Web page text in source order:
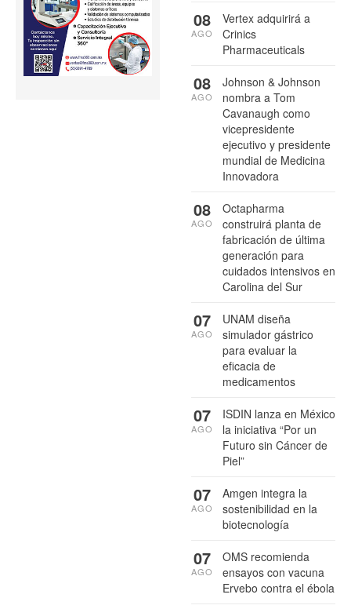
Vertex adquirirá a
Crinics
Pharmaceuticals
08
AGO
Johnson & Johnson
nombra a Tom
Cavanaugh como
vicepresidente
ejecutivo y presidente
mundial de Medicina
Innovadora
08
AGO
Octapharma
construirá planta de
fabricación de última
generación para
cuidados intensivos en
Carolina del Sur
08
AGO
UNAM diseña
simulador gástrico
para evaluar la
eficacia de
medicamentos
07
AGO
ISDIN lanza en México
la iniciativa “Por un
Futuro sin Cáncer de
Piel”
07
AGO
Amgen integra la
sostenibilidad en la
biotecnología
07
AGO
OMS recomienda
ensayos con vacuna
Ervebo contra el ébola
07
AGO